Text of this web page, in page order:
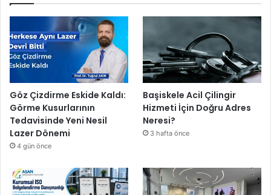
Göz Çizdirme Eskide Kaldı:
Görme Kusurlarının
Tedavisinde Yeni Nesil
Lazer Dönemi
4 gün önce
Başiskele Acil Çilingir
Hizmeti İçin Doğru Adres
Neresi?
3 hafta önce